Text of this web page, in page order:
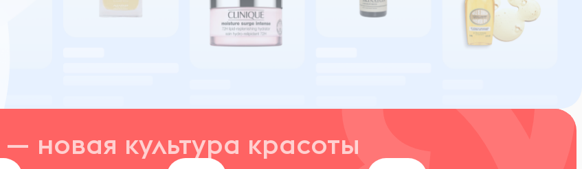
— новая культура красоты